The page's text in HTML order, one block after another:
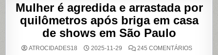
Mulher é agredida e arrastada por
quilômetros após briga em casa
de shows em São Paulo
ATROCIDADES18 2025-11-29 245 COMENTÁRIOSEM